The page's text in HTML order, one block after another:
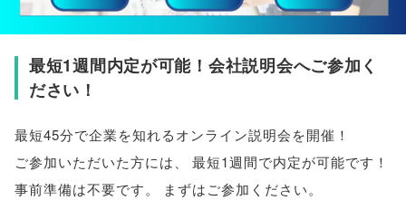
最短1週間内定が可能！会社説明会へご参加く
ださい！
最短45分で企業を知れるオンライン説明会を開催！
ご参加いただいた方には、
最短1週間で内定が可能です！
事前準備は不要です。 まずはご参加ください。